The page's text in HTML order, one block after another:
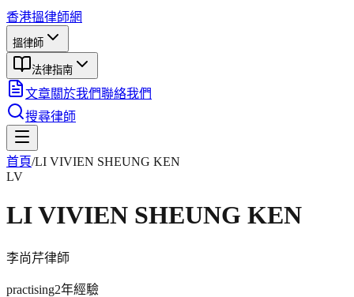
香港搵律師網
搵律師
法律指南
文章關於我們聯絡我們
搜尋律師
首頁/LI VIVIEN SHEUNG KEN
LV
LI VIVIEN SHEUNG KEN
李尚芹律師
practising2年經驗